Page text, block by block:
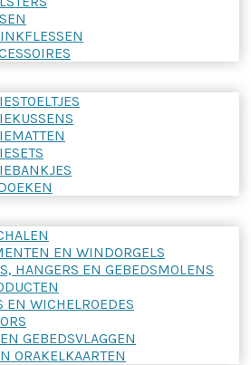
EN WINDORGELS
HANGERS EN GEBEDSMOLENS
EN WICHELROEDES
GEBEDSVLAGGEN
ORAKELKAARTEN